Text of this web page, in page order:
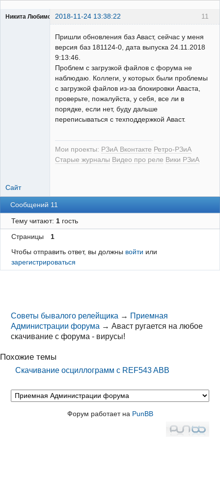
11
Никита Любимов 2018-11-24 13:38:22
Пришли обновления баз Аваст, сейчас у меня
версия баз 181124-0, дата выпуска 24.11.2018
9:13:46.
Проблем с загрузкой файлов с форума не
наблюдаю. Коллеги, у которых были проблемы
с загрузкой файлов из-за блокировки Аваста,
проверьте, пожалуйста, у себя, все ли в
порядке, если нет, буду дальше
переписываться с техподдержкой Аваст.
Мои проекты: РЗиА Вконтакте Ретро-РЗиА
Старые журналы Видео про реле Вики РЗиА
Сайт
Сообщений 11
Тему читают: 1гость
Страницы
1
Чтобы отправить ответ, вы должны войти или
зарегистрироваться
Советы бывалого релейщика → Приемная
Администрации форума →Аваст ругается на любое
скачивание с форума - вирусы!
Похожие темы
Скачивание осциллограмм с REF543 ABB
Форум работает на PunBB